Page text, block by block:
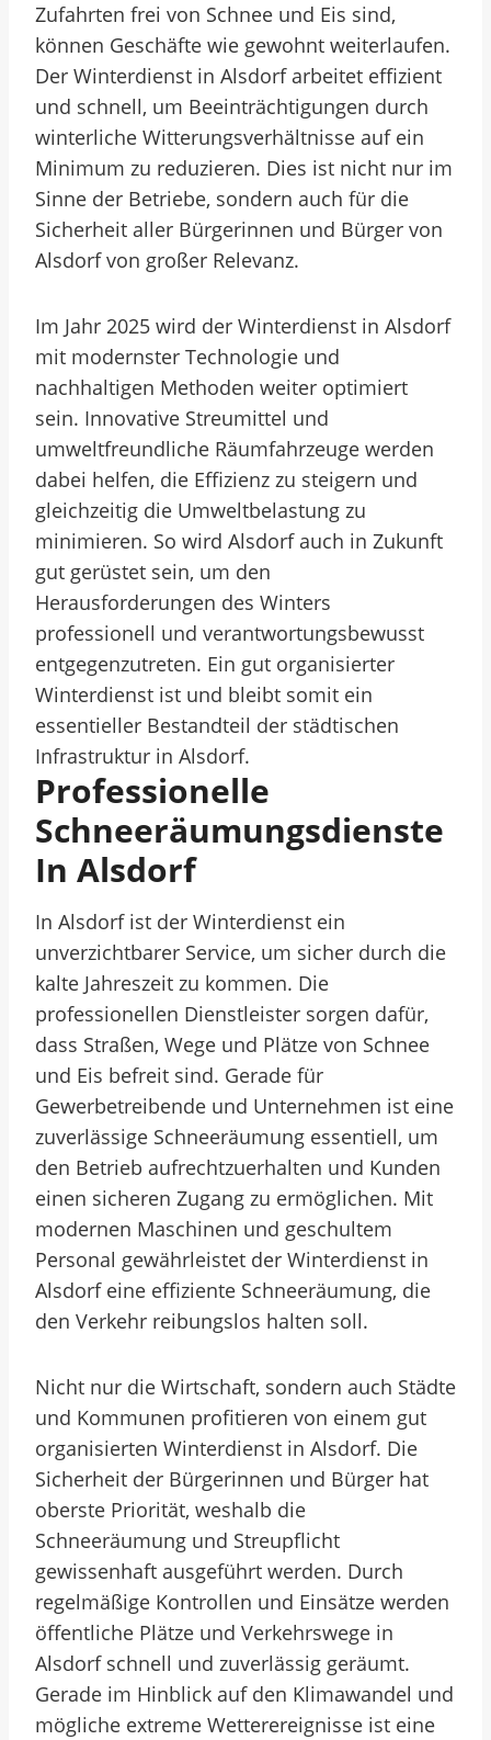
Zufahrten frei von Schnee und Eis sind,
können Geschäfte wie gewohnt weiterlaufen.
Der Winterdienst in Alsdorf arbeitet effizient
und schnell, um Beeinträchtigungen durch
winterliche Witterungsverhältnisse auf ein
Minimum zu reduzieren. Dies ist nicht nur im
Sinne der Betriebe, sondern auch für die
Sicherheit aller Bürgerinnen und Bürger von
Alsdorf von großer Relevanz.
Im Jahr 2025 wird der Winterdienst in Alsdorf
mit modernster Technologie und
nachhaltigen Methoden weiter optimiert
sein. Innovative Streumittel und
umweltfreundliche Räumfahrzeuge werden
dabei helfen, die Effizienz zu steigern und
gleichzeitig die Umweltbelastung zu
minimieren. So wird Alsdorf auch in Zukunft
gut gerüstet sein, um den
Herausforderungen des Winters
professionell und verantwortungsbewusst
entgegenzutreten. Ein gut organisierter
Winterdienst ist und bleibt somit ein
essentieller Bestandteil der städtischen
Infrastruktur in Alsdorf.
Professionelle
Schneeräumungsdienste
In Alsdorf
In Alsdorf ist der Winterdienst ein
unverzichtbarer Service, um sicher durch die
kalte Jahreszeit zu kommen. Die
professionellen Dienstleister sorgen dafür,
dass Straßen, Wege und Plätze von Schnee
und Eis befreit sind. Gerade für
Gewerbetreibende und Unternehmen ist eine
zuverlässige Schneeräumung essentiell, um
den Betrieb aufrechtzuerhalten und Kunden
einen sicheren Zugang zu ermöglichen. Mit
modernen Maschinen und geschultem
Personal gewährleistet der Winterdienst in
Alsdorf eine effiziente Schneeräumung, die
den Verkehr reibungslos halten soll.
Nicht nur die Wirtschaft, sondern auch Städte
und Kommunen profitieren von einem gut
organisierten Winterdienst in Alsdorf. Die
Sicherheit der Bürgerinnen und Bürger hat
oberste Priorität, weshalb die
Schneeräumung und Streupflicht
gewissenhaft ausgeführt werden. Durch
regelmäßige Kontrollen und Einsätze werden
öffentliche Plätze und Verkehrswege in
Alsdorf schnell und zuverlässig geräumt.
Gerade im Hinblick auf den Klimawandel und
mögliche extreme Wetterereignisse ist eine